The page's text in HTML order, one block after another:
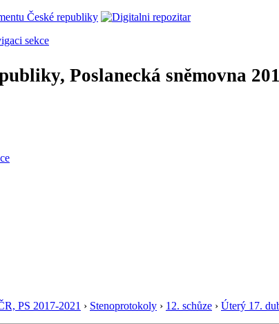
sekce
Poslanecká sněmovna
PS 2017-2021 › Stenoprotokoly › 12. schůze › Úterý 17.